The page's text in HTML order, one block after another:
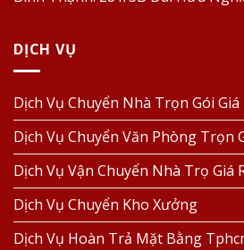
DỊCH VỤ
Dịch Vụ Chuyển Nhà Trọn Gói Giá
Dịch Vụ Chuyển Văn Phòng Trọn
Dịch Vụ Vận Chuyển Nhà Trọ Giá
Dịch Vụ Chuyển Kho Xưởng
Dịch Vụ Hoàn Trả Mặt Bằng